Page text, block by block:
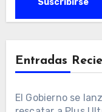
Entradas
El Gobierno se